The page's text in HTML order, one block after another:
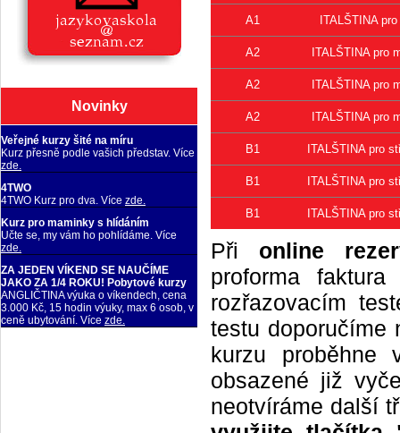
Novinky
Veřejné kurzy šité na míru
Kurz přesně podle vašich představ. Více
zde.
4TWO
4TWO Kurz pro dva. Více zde.
Kurz pro maminky s hlídáním
Učte se, my vám ho pohlídáme. Více
zde.
ZA JEDEN VÍKEND SE NAUČÍME
JAKO ZA 1/4 ROKU! Pobytové kurzy
ANGLIČTINA výuka o víkendech, cena
3.000 Kč, 15 hodin výuky, max 6 osob, v
ceně ubytování. Více zde.
A1 ITALŠTINA
A2 ITALŠTINA pro
A2 ITALŠTINA pro
A2 ITALŠTINA pro
B1 ITALŠTINA pro
B1 ITALŠTINA pro
B1 ITALŠTINA pro
Při online
proforma
rozřazovacím
testu doporučíme
kurzu proběhne
obsazené již
neotvíráme další